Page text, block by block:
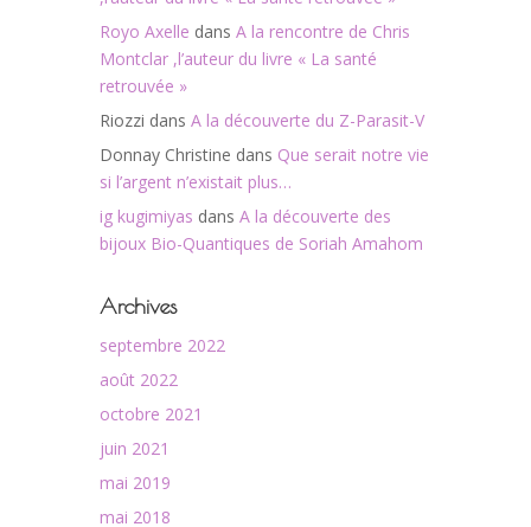
Royo Axelle dans A la rencontre de Chris
Montclar ,l’auteur du livre « La santé
retrouvée »
Riozzi dans A la découverte du Z-Parasit-V
Donnay Christine dans Que serait notre vie
si l’argent n’existait plus…
ig kugimiyas dans A la découverte des
bijoux Bio-Quantiques de Soriah Amahom
Archives
septembre 2022
août 2022
octobre 2021
juin 2021
mai 2019
mai 2018